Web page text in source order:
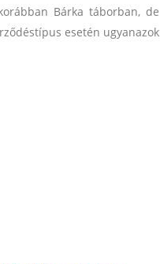
Bárka táborban, de
esetén ugyanazok